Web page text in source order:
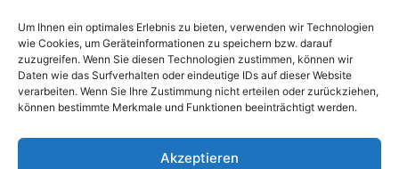
Um Ihnen ein optimales Erlebnis zu bieten, verwenden wir Technologien
wie Cookies, um Geräteinformationen zu speichern bzw. darauf
zuzugreifen. Wenn Sie diesen Technologien zustimmen, können wir
Daten wie das Surfverhalten oder eindeutige IDs auf dieser Website
verarbeiten. Wenn Sie Ihre Zustimmung nicht erteilen oder zurückziehen,
können bestimmte Merkmale und Funktionen beeinträchtigt werden.
Akzeptieren
SIG, Inc. and any use of such marks by
Mindfield Biosystems Ltd. is under license.
Other trademarks and trade names are